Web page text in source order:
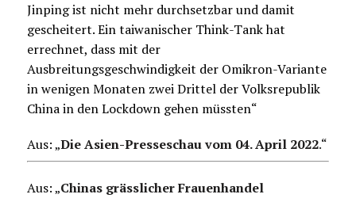
Jinping ist nicht mehr durchsetzbar und damit
gescheitert. Ein taiwanischer Think-Tank hat
errechnet, dass mit der
Ausbreitungsgeschwindigkeit der Omikron-Variante
in wenigen Monaten zwei Drittel der Volksrepublik
China in den Lockdown gehen müssten“
Aus: „Die Asien-Presseschau vom 04. April 2022.“
Aus: „Chinas grässlicher Frauenhandel